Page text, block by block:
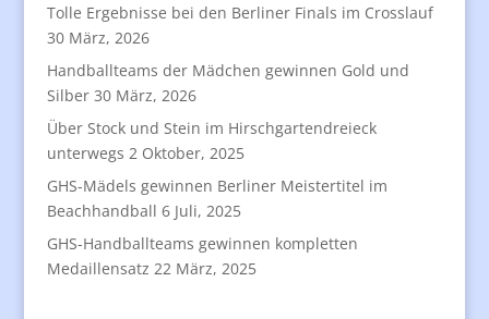
Tolle Ergebnisse bei den Berliner Finals im Crosslauf
30 März, 2026
Handballteams der Mädchen gewinnen Gold und
Silber 30 März, 2026
Über Stock und Stein im Hirschgartendreieck
unterwegs 2 Oktober, 2025
GHS-Mädels gewinnen Berliner Meistertitel im
Beachhandball 6 Juli, 2025
GHS-Handballteams gewinnen kompletten
Medaillensatz 22 März, 2025